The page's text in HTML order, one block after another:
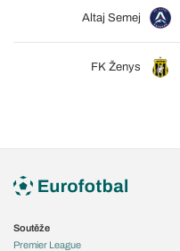
Altaj Semej
FK Ženys
Soutěže
Premier League